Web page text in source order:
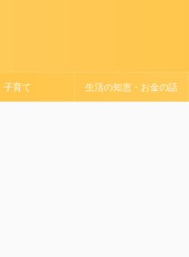
子育て 生活の知恵・お金の話